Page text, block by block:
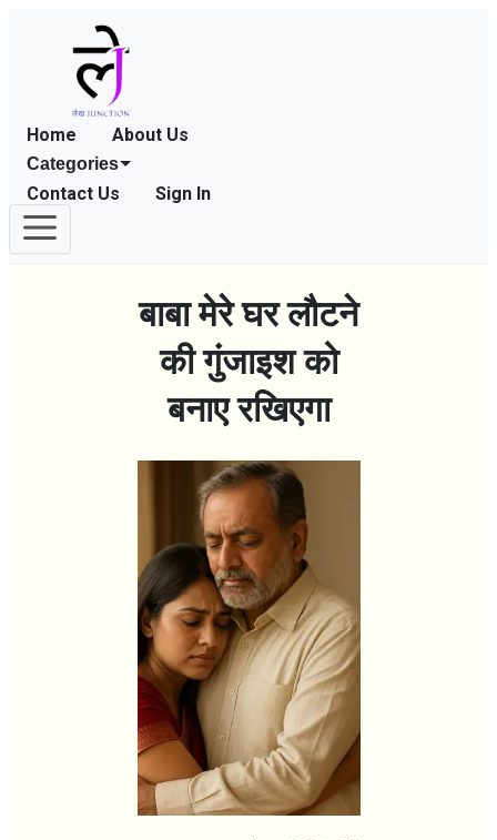
Home About Us
Categories
Contact Us Sign In
बाबा मेरे घर लौटने
की गुंजाइश को
बनाए रखिएगा